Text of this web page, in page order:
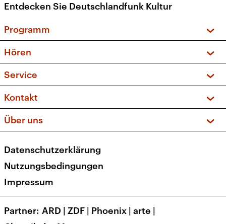
Entdecken Sie Deutschlandfunk Kultur
Programm
Sendungen und Podcasts
Musikliste
Kakadu – Das Kinderprogramm
Hören
Frequenzen (UKW + DAB+)
Service
FAQ
Apps
Newsletter
Veranstaltungen
Kontakt
Social Media
Über uns
Presse
Karriere
Transparenz
Datenschutzerklärung
Nutzungsbedingungen
Impressum
Partner ARD | ZDF | Phoenix | arte |